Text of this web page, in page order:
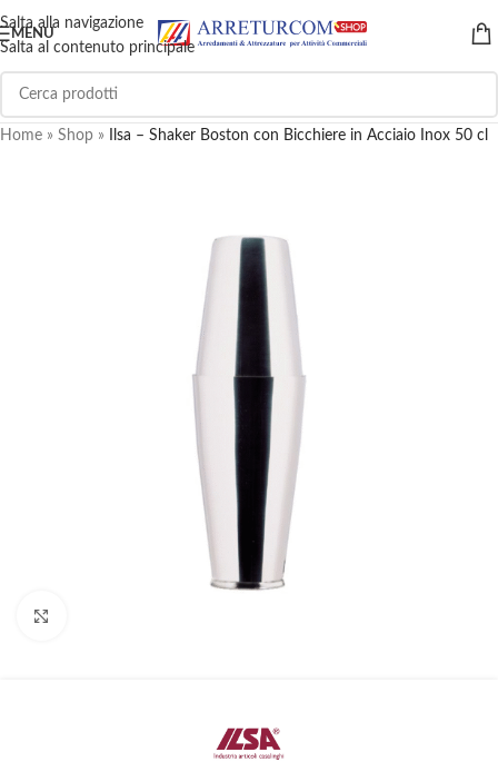
Salta alla navigazione
Salta al contenuto principale
MENU
Home » Shop » Ilsa – Shaker Boston con Bicchiere in Acciaio Inox 50 cl